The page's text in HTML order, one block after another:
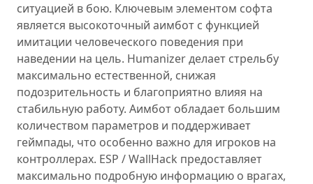
ситуацией в бою. Ключевым элементом софта
является высокоточный аимбот с функцией
имитации человеческого поведения при
наведении на цель. Humanizer делает стрельбу
максимально естественной, снижая
подозрительность и благоприятно влияя на
стабильную работу. Аимбот обладает большим
количеством параметров и поддерживает
геймпады, что особенно важно для игроков на
контроллерах. ESP / WallHack предоставляет
максимально подробную информацию о врагах,